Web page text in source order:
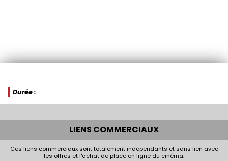
Durée :
LIENS COMMERCIAUX
Ces liens commerciaux sont totalement indépendants et sans lien avec
les offres et l'achat de place en ligne du cinéma.